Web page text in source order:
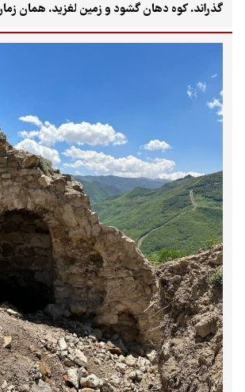
گذراند. کوه دهان گشود و زمین لغزید. همان
بارش‌ها به‌عنوان عامل زمین‌لغزش به میان آمد؛
محیط‌زیست در منطقه به «پیام ما» می‌گویند
برداشت در نزدیکی تنگه ابوالقیس هم این اواخر
بوده. در حالی وضعیت فعلی تنگه ابوالقیس
پردیس به سمت تهران باعث تصادف و بسته‌شدن
ساعت‌های طولانی شد.